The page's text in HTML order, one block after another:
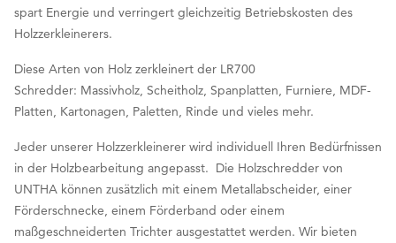
spart Energie und verringert gleichzeitig Betriebskosten des
Holzzerkleinerers.
Diese Arten von Holz zerkleinert der LR700
Schredder: Massivholz, Scheitholz, Spanplatten, Furniere, MDF-
Platten, Kartonagen, Paletten, Rinde und vieles mehr.
Jeder unserer Holzzerkleinerer wird individuell Ihren Bedürfnissen
in der Holzbearbeitung angepasst. Die Holzschredder von
UNTHA können zusätzlich mit einem Metallabscheider, einer
Förderschnecke, einem Förderband oder einem
maßgeschneiderten Trichter ausgestattet werden. Wir bieten